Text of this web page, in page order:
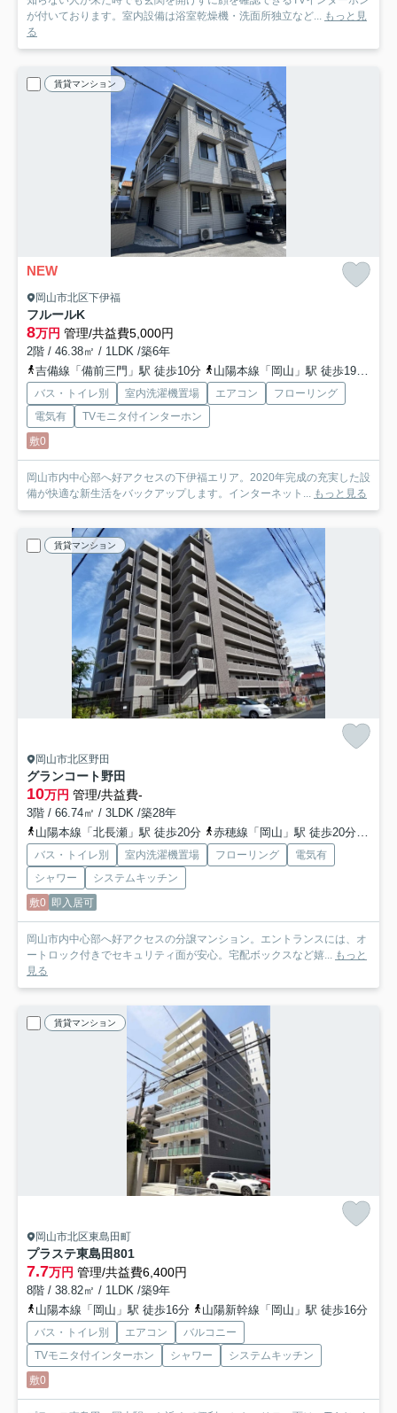
が付いております。室内設備は浴室乾燥機・洗面所独立など... もっと見
る
賃貸マンション
NEW
岡山市北区下伊福
フルールK
8万円 管理/共益費5,000円
2階 / 46.38㎡ / 1LDK /築6年
吉備線「備前三門」駅 徒歩10分
山陽本線「岡山」駅 徒歩19分
バス・トイレ別 室内洗濯機置場 エアコン
フローリング
電気有
TVモニタ付インターホン
敷0
岡山市内中心部へ好アクセスの下伊福エリア。2020年完成の充実した設
備が快適な新生活をバックアップします。インターネット... もっと見る
賃貸マンション
岡山市北区野田
グランコート野田
10万円 管理/共益費-
3階 / 66.74㎡ / 3LDK /築28年
山陽本線「北長瀬」駅 徒歩20分
赤穂線「岡山」駅 徒歩20分
バス・トイレ別 室内洗濯機置場 フローリング
電気有
シャワー
システムキッチン
敷0 即入居可
岡山市内中心部へ好アクセスの分譲マンション。エントランスには、オ
ートロック付きでセキュリティ面が安心。宅配ボックスなど嬉... もっと
見る
賃貸マンション
岡山市北区東島田町
プラステ東島田801
7.7万円 管理/共益費6,400円
8階 / 38.82㎡ / 1LDK /築9年
山陽本線「岡山」駅 徒歩16分
山陽新幹線「岡山」駅 徒歩16分
バス・トイレ別 エアコン
バルコニー
TVモニタ付インターホン
シャワー
システムキッチン
敷0